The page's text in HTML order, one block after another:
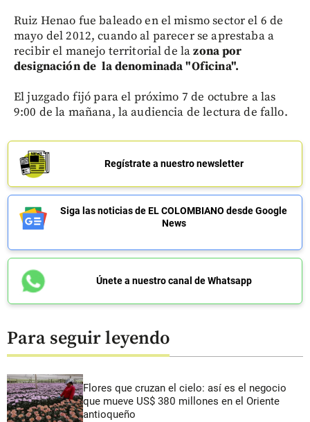
Ruiz Henao fue baleado en el mismo sector el 6 de
mayo del 2012, cuando al parecer se aprestaba a
recibir el manejo territorial de lazona por
designación de la denominada "Oficina".
El juzgado fijó para el próximo 7 de octubre a las
9:00 de la mañana, la audiencia de lectura de fallo.
Regístrate a nuestro newsletter
Siga las noticias de EL COLOMBIANO desde Google
News
Únete a nuestro canal de Whatsapp
Para seguir leyendo
Flores que cruzan el cielo: así es el negocio
que mueve US$ 380 millones en el Oriente
antioqueño